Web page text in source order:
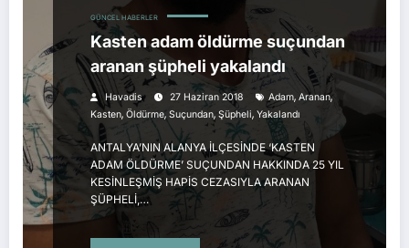
GÜNCEL HABERLER
Kasten adam öldürme suçundan
aranan şüpheli yakalandı
Havadis 27 Haziran 2018 Adam, Aranan,
Kasten, Öldürme, Suçundan, Şüpheli, Yakalandı
ANTALYA’NIN ALANYA İLÇESİNDE ‘KASTEN
ADAM ÖLDÜRME’ SUÇUNDAN HAKKINDA 25 YIL
KESİNLEŞMİŞ HAPİS CEZASIYLA ARANAN
ŞÜPHELİ,…